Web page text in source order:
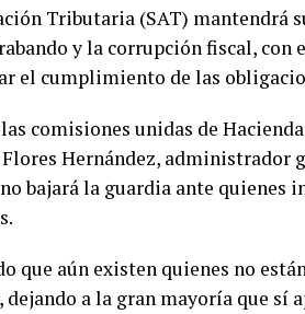
Tributaria (SAT) mantendrá
y la corrupción fiscal, con
el cumplimiento de las
comisiones unidas de
Hernández, administrador
bajará la guardia ante quienes
que aún existen quienes no
a la gran mayoría que sí